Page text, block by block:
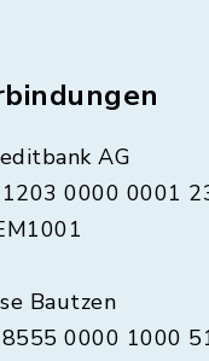
AG
1203 0000 0001
Bautzen
8555 0000 1000